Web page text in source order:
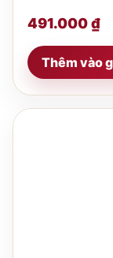
491.000₫
Thêm vào